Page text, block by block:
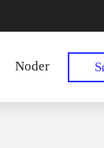
Noder